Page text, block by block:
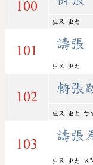
100
ㄓㄡ ㄓㄤ
101 譸張
ㄓㄡ ㄓㄤ
102
輈張
ㄓㄡ ㄓㄤ ㄅ
103
譸張
ㄓㄡ ㄓㄤ ㄨ